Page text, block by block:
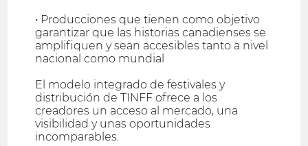
• Producciones que tienen como objetivo
garantizar que las historias canadienses se
amplifiquen y sean accesibles tanto a nivel
nacional como mundial
El modelo integrado de festivales y
distribución de TINFF ofrece a los
creadores un acceso al mercado, una
visibilidad y unas oportunidades
incomparables.